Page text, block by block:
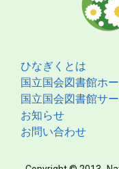
ひなぎくとは
国立国会図書館ホ
国立国会図書館サ
お知らせ
お問い合わせ